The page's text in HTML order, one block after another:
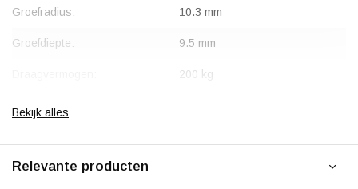
Groefradius: 10.3 mm
Groefdiepte: 9.5 mm
200 kg
Type wiel:
Groef type:
Bekijk alles
Relevante producten